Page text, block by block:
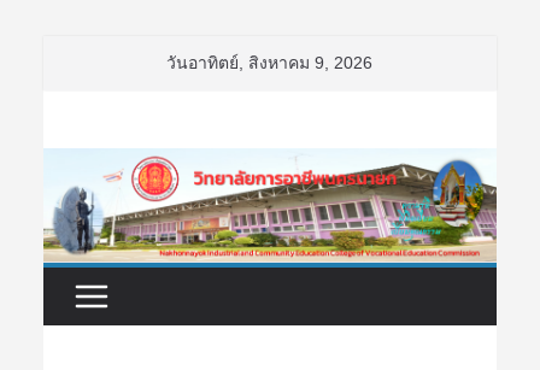
วันอาทิตย์, สิงหาคม 9, 2026